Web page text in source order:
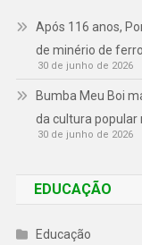
Após 116 anos,
de minério de
30 de junho de 2026
Bumba Meu Boi
da cultura popular
30 de junho de 2026
EDUCAÇÃO
Educação